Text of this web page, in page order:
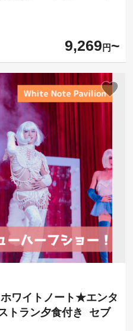
9,269 円
ホワイトノート★エンタ
トラン夕食付き セブ